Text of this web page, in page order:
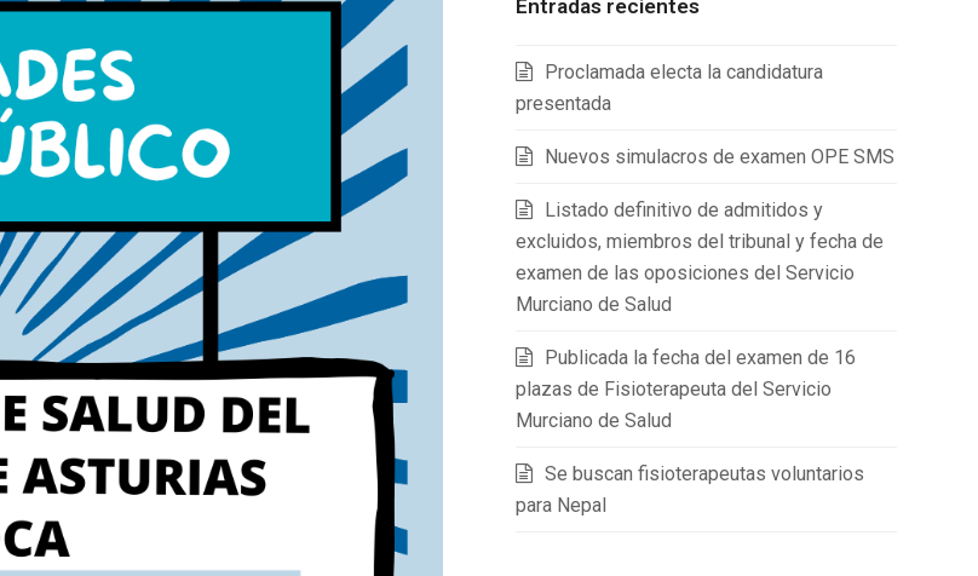
Entradas recientes
Proclamada electa la candidatura
presentada
Nuevos simulacros de examen OPE SMS
Listado definitivo de admitidos y
excluidos, miembros del tribunal y fecha de
examen de las oposiciones del Servicio
Murciano de Salud
Publicada la fecha del examen de 16
plazas de Fisioterapeuta del Servicio
Murciano de Salud
Se buscan fisioterapeutas voluntarios
para Nepal